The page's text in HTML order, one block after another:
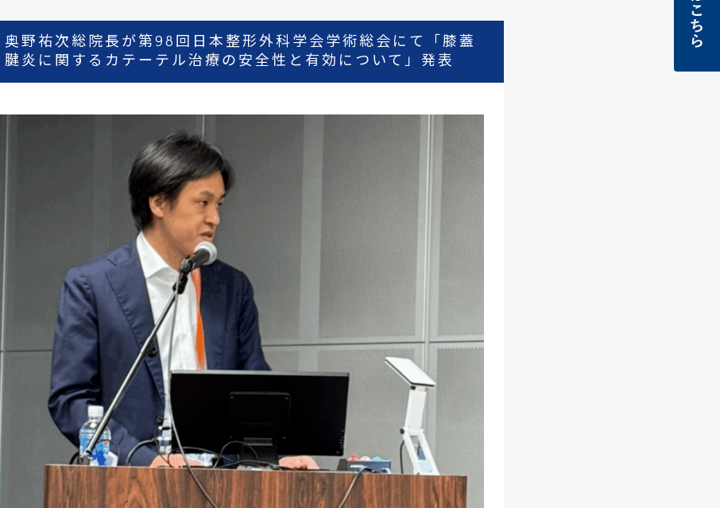
奥野祐次総院長が第98回日本整形外科学会学術総会にて「膝蓋
腱炎に関するカテーテル治療の安全性と有効について」発表